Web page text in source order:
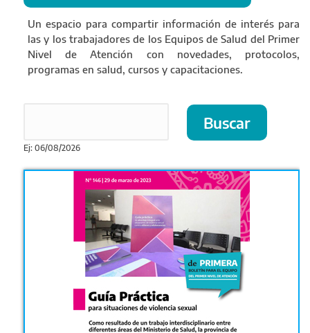
Un espacio para compartir información de interés para
las y los trabajadores de los Equipos de Salud del Primer
Nivel de Atención con novedades, protocolos,
programas en salud, cursos y capacitaciones.
Ej: 06/08/2026